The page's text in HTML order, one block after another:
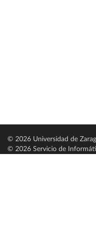
© 2026 Universidad de
© 2026 Servicio de